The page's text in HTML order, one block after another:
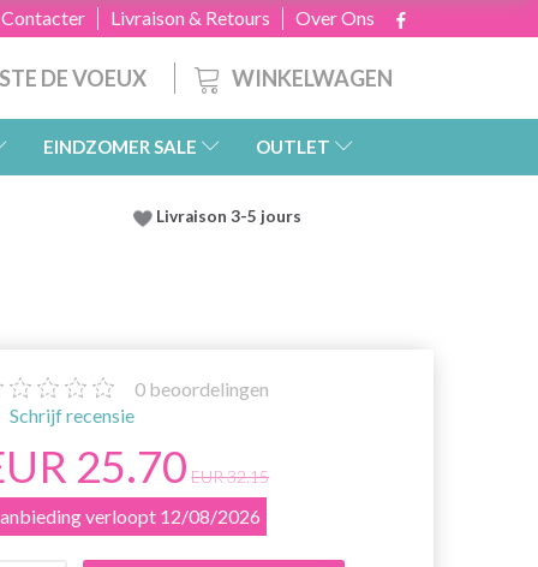
Over Ons
Livraison & Retours
WINKELWAGEN
DE VOEUX
EINDZOMER SALE OUTLET
Livraison 3-5 jours
0 beoordelingen
Schrijf recensie
25.70 EUR 32.15
verloopt 12/08/2026